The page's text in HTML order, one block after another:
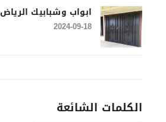
ابواب وشبابيك الرياض
2024-09-18
الكلمات الشائعة